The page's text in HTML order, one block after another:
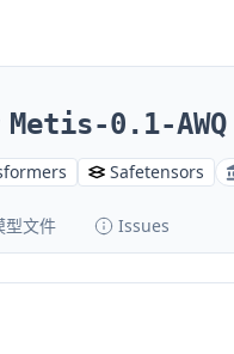
Metis-0.1-AWQ
Safetensors
型文件 Issues